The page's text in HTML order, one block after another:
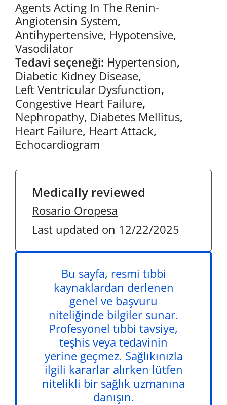
Agents Acting In The Renin-
Angiotensin System,
Antihypertensive, Hypotensive,
Vasodilator
Tedavi seçeneği: Hypertension,
Diabetic Kidney Disease,
Left Ventricular Dysfunction,
Congestive Heart Failure,
Nephropathy, Diabetes Mellitus,
Heart Failure, Heart Attack,
Echocardiogram
Medically reviewed
Rosario Oropesa
Last updated on 12/22/2025
Bu sayfa, resmi tıbbi
kaynaklardan derlenen
genel ve başvuru
niteliğinde bilgiler sunar.
Profesyonel tıbbi tavsiye,
teşhis veya tedavinin
yerine geçmez. Sağlıkınızla
ilgili kararlar alırken lütfen
nitelikli bir sağlık uzmanına
danışın.